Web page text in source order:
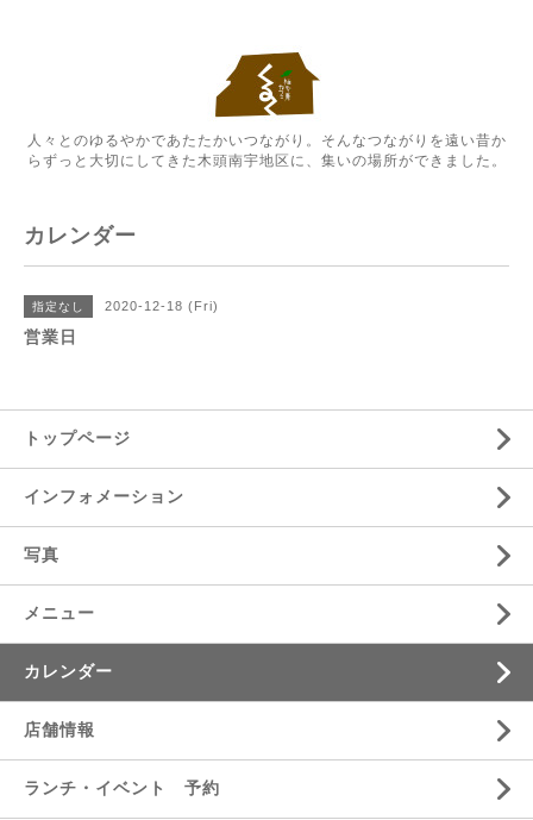
人々とのゆるやかであたたかいつながり。そんなつながりを遠い昔か
らずっと大切にしてきた木頭南宇地区に、集いの場所ができました。
カレンダー
指定なし 2020-12-18 (Fri)
営業日
トップページ
インフォメーション
写真
メニュー
カレンダー
店舗情報
ランチ・イベント 予約